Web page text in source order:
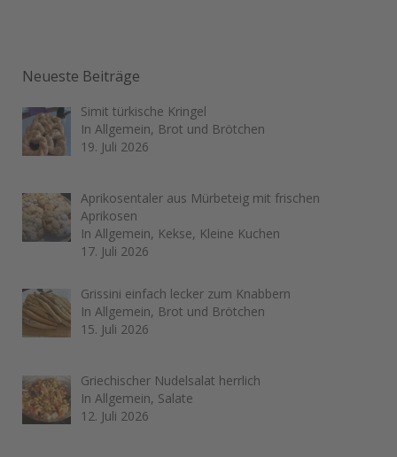
Neueste Beiträge
Simit türkische Kringel
In Allgemein, Brot und Brötchen
19. Juli 2026
Aprikosentaler aus Mürbeteig mit frischen
Aprikosen
In Allgemein, Kekse, Kleine Kuchen
17. Juli 2026
Grissini einfach lecker zum Knabbern
In Allgemein, Brot und Brötchen
15. Juli 2026
Griechischer Nudelsalat herrlich
In Allgemein, Salate
12. Juli 2026